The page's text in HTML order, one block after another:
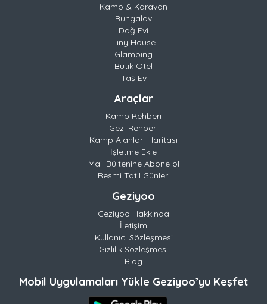
Kamp & Karavan
Bungalov
Dağ Evi
Tiny House
Glamping
Butik Otel
Taş Ev
Araçlar
Kamp Rehberi
Gezi Rehberi
Kamp Alanları Haritası
İşletme Ekle
Mail Bültenine Abone ol
Resmi Tatil Günleri
Geziyoo
Geziyoo Hakkında
İletişim
Kullanıcı Sözleşmesi
Gizlilik Sözleşmesi
Blog
Mobil Uygulamaları Yükle Geziyoo’yu Keşfet